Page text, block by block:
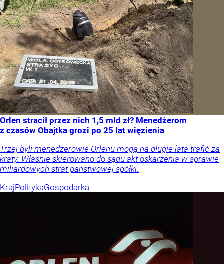
Orlen stracił przez nich 1,5 mld zł? Menedżerom
z czasów Obajtka grozi po 25 lat więzienia
Trzej byli menedżerowie Orlenu mogą na długie lata trafić za
kraty. Właśnie skierowano do sądu akt oskarżenia w sprawie
miliardowych strat państwowej spółki.
KrajPolitykaGospodarka